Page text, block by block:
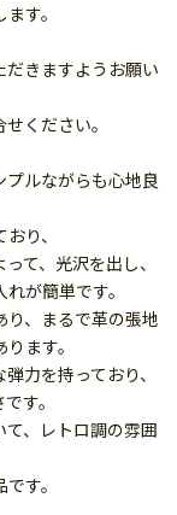
す。
きますようお願い
ください。
プルながらも心地良
り、
て、光沢を出し、
が簡単です。
、まるで革の張地
ます。
力を持っており、
す。
、レトロ調の雰囲
す。